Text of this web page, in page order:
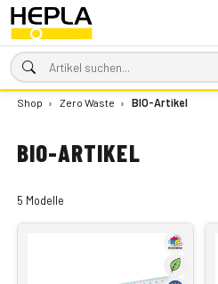
Shop › Zero Waste › BIO-Artikel
BIO-ARTIKEL
5 Modelle